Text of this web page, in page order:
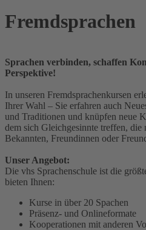
Fremdsprachen
Sprachen verbinden, schaffen
Perspektive!
In unseren Fremdsprachenkursen
Ihrer Wahl – Sie erfahren auch
und Traditionen und knüpfen neue
dem sich Gleichgesinnte treffen, die
Bekannten, Freundinnen oder
Unser Angebot:
Die vhs Sprachenschule ist die
bieten Ihnen:
Kurse in über 20 Spachen
Präsenz- und Onlineformate
Kooperationen mit anderen